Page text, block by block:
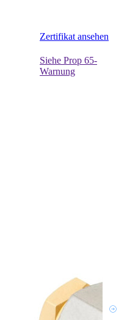
Zertifikat ansehen
Siehe Prop 65-
Warnung